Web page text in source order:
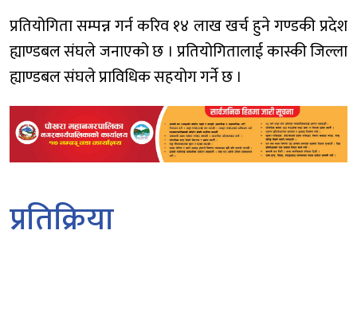
प्रतियोगिता सम्पन्न गर्न करिव १४ लाख खर्च हुने गण्डकी प्रदेश
ह्याण्डबल संघले जनाएको छ । प्रतियोगितालाई कास्की जिल्ला
ह्याण्डबल संघले प्राविधिक सहयोग गर्ने छ ।
प्रतिक्रिया